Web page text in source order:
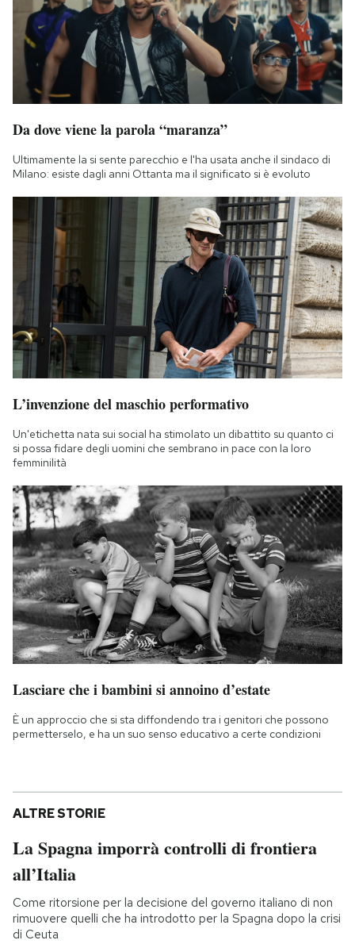
Da dove viene la parola “maranza”
Ultimamente la si sente parecchio e l'ha usata anche il sindaco di
Milano: esiste dagli anni Ottanta ma il significato si è evoluto
L’invenzione del maschio performativo
Un'etichetta nata sui social ha stimolato un dibattito su quanto ci
si possa fidare degli uomini che sembrano in pace con la loro
femminilità
Lasciare che i bambini si annoino d’estate
È un approccio che si sta diffondendo tra i genitori che possono
permetterselo, e ha un suo senso educativo a certe condizioni
ALTRE STORIE
La Spagna imporrà controlli di frontiera
all’Italia
Come ritorsione per la decisione del governo italiano di non
rimuovere quelli che ha introdotto per la Spagna dopo la crisi
di Ceuta